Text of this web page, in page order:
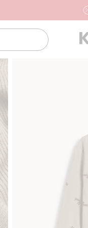
ofertę, również z
Newbie oraz na